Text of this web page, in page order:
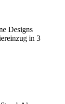
Designs
in 3